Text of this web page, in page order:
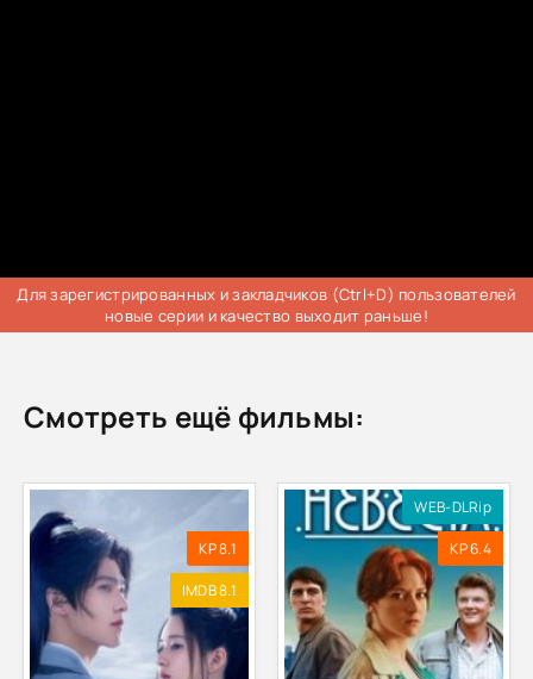
Для зарегистрированных и закладчиков (Ctrl+D) пользователей
новые серии и качество выходит раньше!
Смотреть ещё фильмы:
KP 8.1
IMDB 8.1
WEB-DLRip
KP 6.4